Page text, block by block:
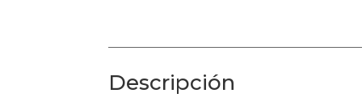
Descripción